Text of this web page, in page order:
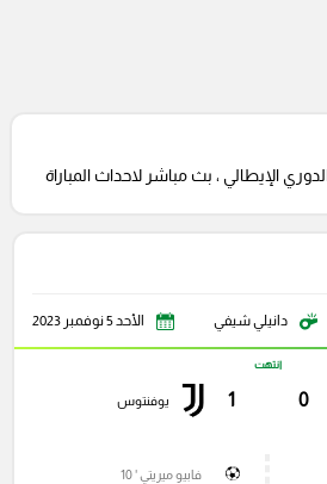
الإيطالي ، بث مباشر لاحداث المباراة
دانيلي شيفي الأحد 5 نوفمبر 2023
0
انتهت
1 يوفنتوس
فابيو ميريتي ' 10